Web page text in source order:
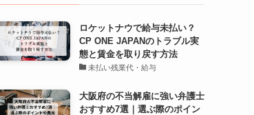
ロケットナウで給与未払い？
CP ONE JAPANのトラブル実
態と賃金を取り戻す方法
未払い残業代・給与
大阪府の不当解雇に強い弁護士
おすすめ7選｜選ぶ際のポイン